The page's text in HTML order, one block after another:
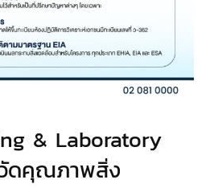
& Laboratory
ดคุณภาพสิ่ง